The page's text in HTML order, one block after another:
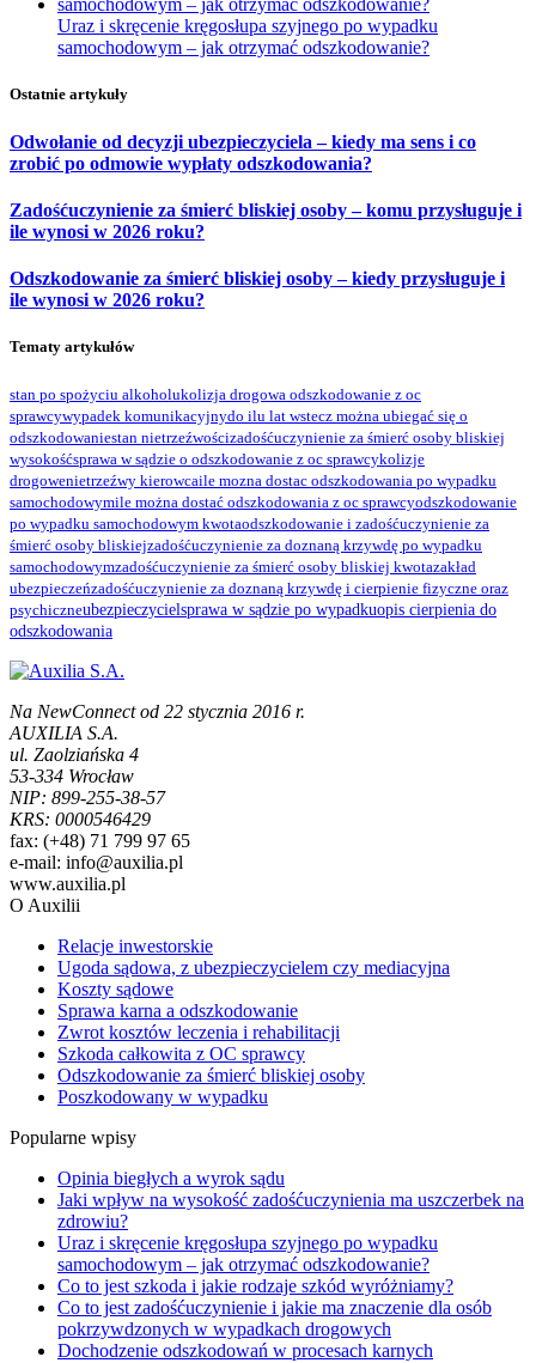
Uraz i skręcenie kręgosłupa szyjnego po wypadku
samochodowym – jak otrzymać odszkodowanie?
Ostatnie artykuły
Odwołanie od decyzji ubezpieczyciela – kiedy ma sens i co
zrobić po odmowie wypłaty odszkodowania?
Zadośćuczynienie za śmierć bliskiej osoby – komu przysługuje i
ile wynosi w 2026 roku?
Odszkodowanie za śmierć bliskiej osoby – kiedy przysługuje i
ile wynosi w 2026 roku?
Tematy artykułów
stan po spożyciu alkoholukolizja drogowa odszkodowanie z oc
sprawcywypadek komunikacyjnydo ilu lat wstecz można ubiegać się o
odszkodowaniestan nietrzeźwościzadośćuczynienie za śmierć osoby bliskiej
wysokośćsprawa w sądzie o odszkodowanie z oc sprawcykolizje
drogowenietrzeźwy kierowcaile mozna dostac odszkodowania po wypadku
samochodowymile można dostać odszkodowania z oc sprawcyodszkodowanie
po wypadku samochodowym kwotaodszkodowanie i zadośćuczynienie za
śmierć osoby bliskiejzadośćuczynienie za doznaną krzywdę po wypadku
samochodowymzadośćuczynienie za śmierć osoby bliskiej kwotazakład
ubezpieczeńzadośćuczynienie za doznaną krzywdę i cierpienie fizyczne oraz
psychiczneubezpieczycielsprawa w sądzie po wypadkuopis cierpienia do
odszkodowania
Na NewConnect od 22 stycznia 2016 r.
AUXILIA S.A.
ul. Zaolziańska 4
53-334 Wrocław
NIP: 899-255-38-57
KRS: 0000546429
fax: (+48) 71 799 97 65
e-mail: info@auxilia.pl
www.auxilia.pl
O Auxilii
Relacje inwestorskie
Ugoda sądowa, z ubezpieczycielem czy mediacyjna
Koszty sądowe
Sprawa karna a odszkodowanie
Zwrot kosztów leczenia i rehabilitacji
Szkoda całkowita z OC sprawcy
Odszkodowanie za śmierć bliskiej osoby
Poszkodowany w wypadku
Popularne wpisy
Opinia biegłych a wyrok sądu
Jaki wpływ na wysokość zadośćuczynienia ma uszczerbek na
zdrowiu?
Uraz i skręcenie kręgosłupa szyjnego po wypadku
samochodowym – jak otrzymać odszkodowanie?
Co to jest szkoda i jakie rodzaje szkód wyróżniamy?
Co to jest zadośćuczynienie i jakie ma znaczenie dla osób
pokrzywdzonych w wypadkach drogowych
Dochodzenie odszkodowań w procesach karnych